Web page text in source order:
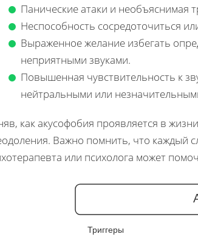
Панические атаки и
Неспособность сосредоточиться
Выраженное желание избегать
неприятными звуками.
Повышенная чувствительность к
нейтральными или
как акусофобия проявляется в
Важно помнить, что каждый
или психолога может
Триггеры